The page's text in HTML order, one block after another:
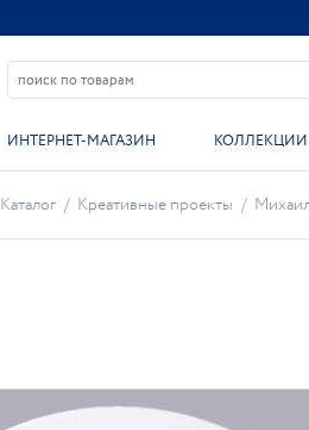
ИНТЕРНЕТ-МАГАЗИН КОЛЛЕКЦИИ
Каталог / Креативные проекты /